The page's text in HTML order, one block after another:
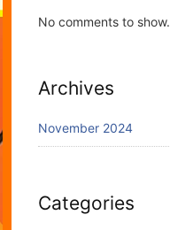
No comments to show.
Archives
November 2024
Categories